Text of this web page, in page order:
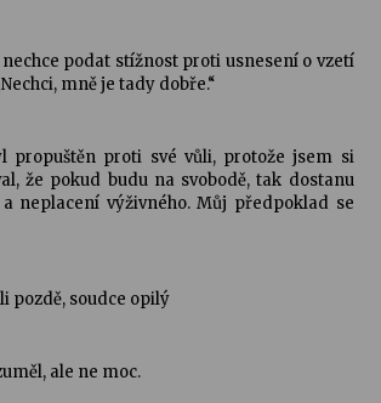
nechce podat stížnost proti usnesení o vzetí
mně je tady dobře.“
propuštěn proti své vůli, protože jsem si
že pokud budu na svobodě, tak dostanu
neplacení výživného. Můj předpoklad se
pozdě, soudce opilý
ale ne moc.